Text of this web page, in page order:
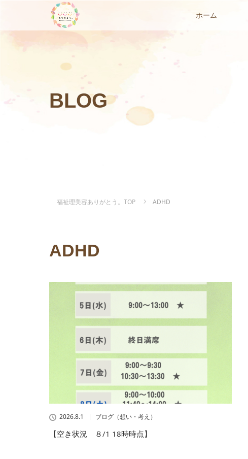
ホーム
BLOG
福祉理美容ありがとう。TOP ADHD
ADHD
2026.8.1 ブログ（想い・考え）
【空き状況 ８/1 18時時点】